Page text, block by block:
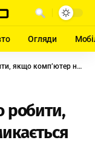
Огляди
комп’ютер не вмикається
робити,